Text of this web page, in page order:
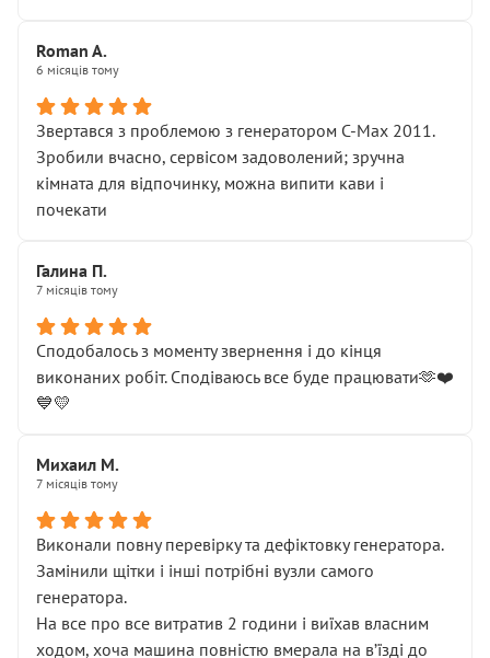
Roman A.
6 місяців тому
Звертався з проблемою з генератором C-Max 2011.
Зробили вчасно, сервісом задоволений; зручна
кімната для відпочинку, можна випити кави і
почекати
Галина П.
7 місяців тому
Сподобалось з моменту звернення і до кінця
виконаних робіт. Сподіваюсь все буде працювати🫶❤️
💙💛
Михаил М.
7 місяців тому
Виконали повну перевірку та дефіктовку генератора.
Замінили щітки і інші потрібні вузли самого
генератора.
На все про все витратив 2 години і виїхав власним
ходом, хоча машина повністю вмерала на вʼїзді до